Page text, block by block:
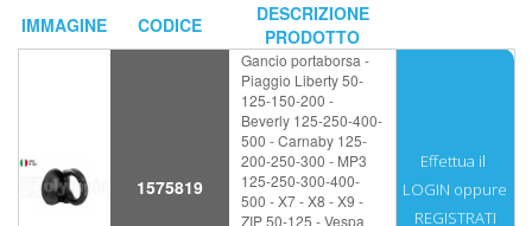
IMMAGINE CODICE
DESCRIZIONE
PRODOTTO
1575819
Gancio portaborsa -
Piaggio Liberty 50-
125-150-200 -
Beverly 125-250-400-
500 - Carnaby 125-
200-250-300 - MP3
125-250-300-400-
500 - X7 - X8 - X9 -
ZIP 50-125 - Vespa
Effettua il
LOGIN oppure
REGISTRATI